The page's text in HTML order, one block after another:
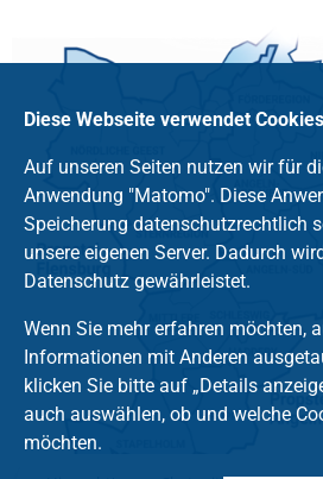
Diese Webseite verwendet Cookies
Auf unseren Seiten nutzen wir für
Anwendung "Matomo". Diese
Speicherung datenschutzrechtlich
unsere eigenen Server. Dadurch
Datenschutz gewährleistet.
Wenn Sie mehr erfahren möchten,
Informationen mit Anderen
klicken Sie bitte auf „Details
auch auswählen, ob und welche
möchten.